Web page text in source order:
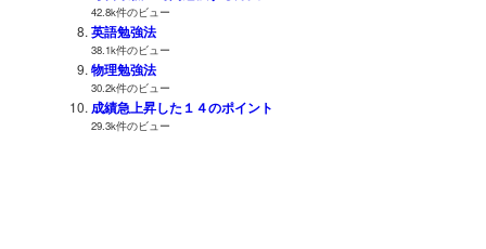
42.8k件のビュー
英語勉強法
38.1k件のビュー
物理勉強法
30.2k件のビュー
成績急上昇した１４のポイント
29.3k件のビュー